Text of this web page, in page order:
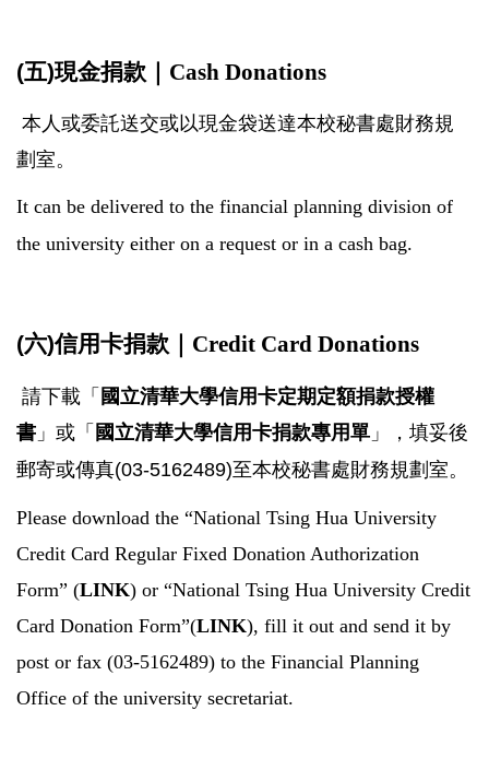
(五)現金捐款｜ Cash Donations
本人或委託送交或以現金袋送達本校秘書處財務規
劃室。
It can be delivered to the financial planning division of
the university either on a request or in a cash bag.
(六)信用卡捐款｜ Credit Card Donations
請下載「 國立清華大學信用卡定期定額捐款授權
書 」或「 國立清華大學信用卡捐款專用單 」，填妥後
郵寄或傳真(03-5162489)至本校秘書處財務規劃室。
Please download the “National Tsing Hua University
Credit Card Regular Fixed Donation Authorization
Form” (LINK) or “National Tsing Hua University Credit
Card Donation Form”(LINK), fill it out and send it by
post or fax (03-5162489) to the Financial Planning
Office of the university secretariat.